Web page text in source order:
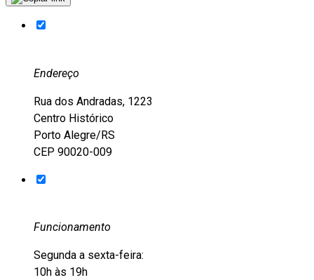
Endereço
Rua dos Andradas, 1223
Centro Histórico
Porto Alegre/RS
CEP 90020-009
Funcionamento
Segunda a sexta-feira:
10h às 19h